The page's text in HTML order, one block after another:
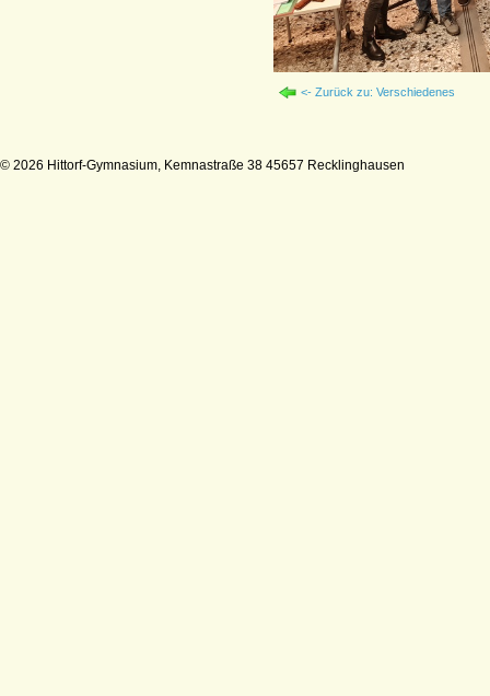
<- Zurück zu: Verschiedenes
© 2026 Hittorf-Gymnasium, Kemnastraße 38 45657 Recklinghausen